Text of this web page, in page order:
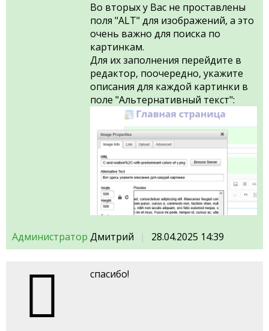
Во вторых у Вас не проставлены
поля "ALT" для изображений, а это
очень важно для поиска по
картинкам.
Для их заполнения перейдите в
редактор, поочередно, укажите
описания для каждой картинки в
поле "Альтернативный текст":
Администратор Дмитрий 28.04.2025 14:39
спасибо!